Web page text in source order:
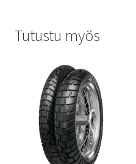
Tutustu myös